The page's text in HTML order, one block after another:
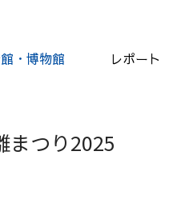
・博物館 レポート
まつり2025